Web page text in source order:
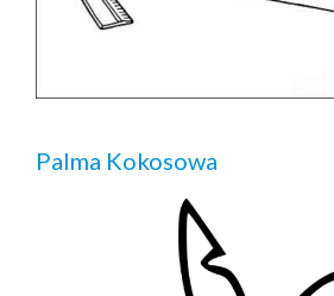
Palma Kokosowa